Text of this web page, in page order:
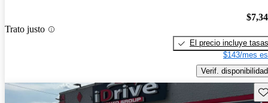
Trato justo
El precio incluye tasas
$143/mes
Verif. disponibilidad